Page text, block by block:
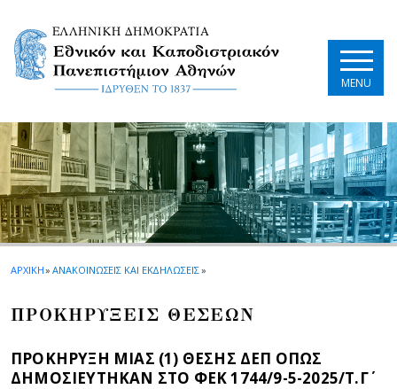
MENU
ΑΡΧΙΚΗ» ΑΝΑΚΟΙΝΩΣΕΙΣ ΚΑΙ ΕΚΔΗΛΩΣΕΙΣ»
ΠΡΟΚΗΡΥΞΕΙΣ ΘΕΣΕΩΝ
ΠΡΟΚΗΡΥΞΗ ΜΙΑΣ (1) ΘΕΣΗΣ ΔΕΠ ΟΠΩΣ
ΔΗΜΟΣΙΕΥΤΗΚΑΝ ΣΤΟ ΦEK 1744/9-5-2025/Τ.Γ΄